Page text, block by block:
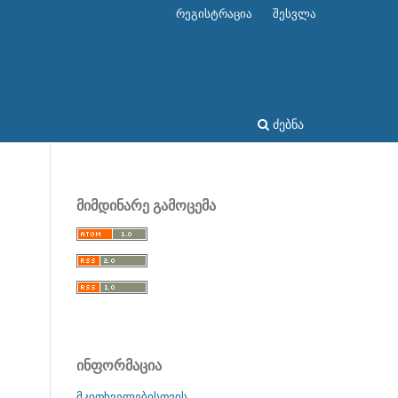
ძებნა
რეგისტრაცია შესვლა
მიმდინარე გამოცემა
ინფორმაცია